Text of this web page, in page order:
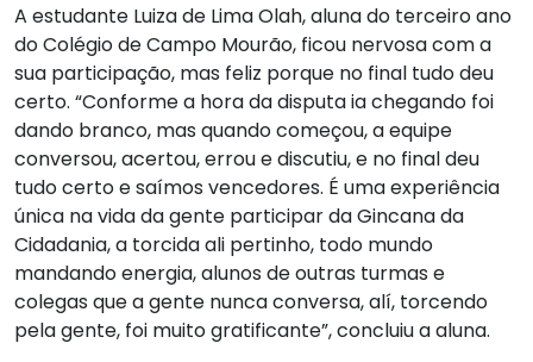
A estudante Luiza de Lima Olah, aluna do terceiro ano
do Colégio de Campo Mourão, ficou nervosa com a
sua participação, mas feliz porque no final tudo deu
certo. “Conforme a hora da disputa ia chegando foi
dando branco, mas quando começou, a equipe
conversou, acertou, errou e discutiu, e no final deu
tudo certo e saímos vencedores. É uma experiência
única na vida da gente participar da Gincana da
Cidadania, a torcida ali pertinho, todo mundo
mandando energia, alunos de outras turmas e
colegas que a gente nunca conversa, alí, torcendo
pela gente, foi muito gratificante”, concluiu a aluna.